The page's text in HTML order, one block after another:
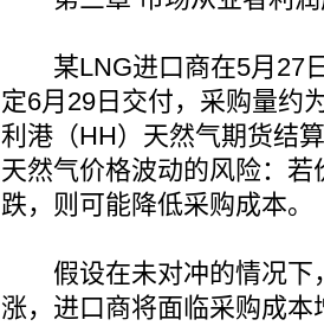
某LNG进口商在5月27日
定6月29日交付，采购量约
利港（HH）天然气期货结
天然气价格波动的风险：
跌，则可能降低采购成本。
假设在未对冲的情况下
涨，进口商将面临采购成